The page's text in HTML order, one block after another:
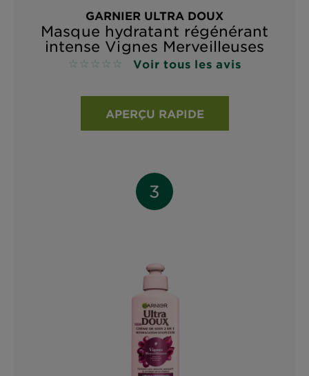
GARNIER ULTRA DOUX
Masque hydratant régénérant
intense Vignes Merveilleuses
No reviews Voir tous les avis
APERÇU RAPIDE